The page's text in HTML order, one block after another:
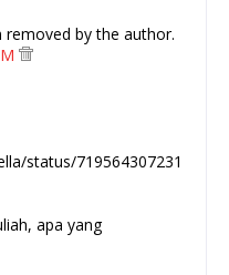
by the author.
status/719564307231
apa yang